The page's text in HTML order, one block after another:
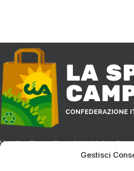
Gestisci
Vendita diretta di prodotti tipici e
produttore alla tua tavola.